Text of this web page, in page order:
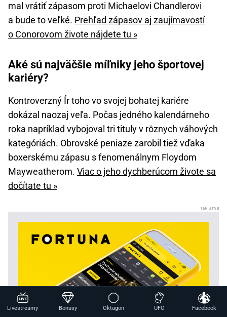
mal vrátiť zápasom proti Michaelovi Chandlerovi
a bude to veľké. Prehľad zápasov aj zaujímavostí
o Conorovom živote nájdete tu »
Aké sú najväčšie míľniky jeho športovej
kariéry?
Kontroverzný Ír toho vo svojej bohatej kariére
dokázal naozaj veľa. Počas jedného kalendárneho
roka napríklad vybojoval tri tituly v rôznych váhových
kategóriách. Obrovské peniaze zarobil tiež vďaka
boxerskému zápasu s fenomenálnym Floydom
Mayweatherom. Viac o jeho dychberúcom živote sa
dočítate tu »
Livestreamy Bonusy Oktagon UFC Facebook